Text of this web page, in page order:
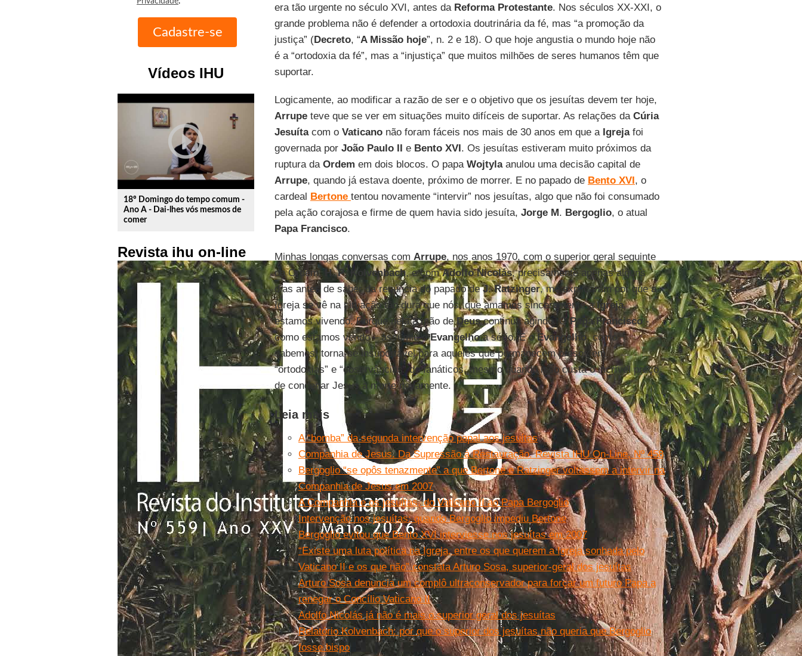
Vídeos IHU
play_circle_outline
18º Domingo do tempo comum -
Ano A - Dai-lhes vós mesmos de
comer
Revista ihu on-line
era tão urgente no século XVI, antes da Reforma Protestante. Nos séculos XX-XXI, o
grande problema não é defender a ortodoxia doutrinária da fé, mas “a promoção da
justiça” (Decreto, “A Missão hoje”, n. 2 e 18). O que hoje angustia o mundo hoje não
é a “ortodoxia da fé”, mas a “injustiça” que muitos milhões de seres humanos têm que
suportar.
Logicamente, ao modificar a razão de ser e o objetivo que os jesuítas devem ter hoje,
Arrupeteve que se ver em situações muito difíceis de suportar. As relações da Cúria
Jesuítacom o Vaticanonão foram fáceis nos mais de 30 anos em que a Igrejafoi
governada por João Paulo II e Bento XVI. Os jesuítas estiveram muito próximos da
ruptura da Ordem em dois blocos. O papa Wojtylaanulou uma decisão capital de
Arrupe, quando já estava doente, próximo de morrer. E no papado de Bento XVI, o
cardeal Bertone tentou novamente “intervir” nos jesuítas, algo que não foi consumado
pela ação corajosa e firme de quem havia sido jesuíta, Jorge M. Bergoglio, o atual
Papa Francisco.
Minhas longas conversas com Arrupe, nos anos 1970, com o superior geral seguinte
da Ordem,
H.P.Kolvenbach, e comAdolfo Nicolás, precisamente apenas alguns
dias antes de saber da renúncia do papado deJ.Ratzinger, me explicaram por que a
Igreja se vê na situação tão dura que nós, que amamos sinceramente aIgreja,
estamos vivendo. Porque nela a mão deDeuscontinua agindo. OPapa Francisco-
como estamos vendo – assumiu oEvangelhoa sério. E oEvangelho, como
sabemos, torna-se insuportável para aqueles que permanecem presos em
“ortodoxias” e “observâncias” de fanáticos, mesmo quando isso custa o incrível preço
de condenar Jesus à morte novamente.
Leia mais
A “bomba” da segunda intervenção papal aos jesuítas
Companhia de Jesus. Da Supressão à Restauração. Revista IHU On-Line, Nº 458
Bergoglio “se opôs tenazmente” a que Bertone e Ratzinger voltassem a intervir na
Companhia de Jesus em 2007
A Companhia e os jesuítas, do Vaticano II ao Papa Bergoglio
Intervenção nos jesuítas: quando Bergoglio impediu Bertone
Bergoglio evitou que Bento XVI interviesse nos jesuítas em 2007
“Existe uma luta política na Igreja, entre os que querem a Igreja sonhada pelo
Vaticano II e os que não” constata Arturo Sosa, superior-geral dos jesuítas
Arturo Sosa denuncia um complô ultraconservador para forçar um futuro Papa a
renegar o Concílio Vaticano II
Adolfo Nicolás já não é mais o superior geral dos jesuítas
Relatório Kolvenbach: por que o superior dos jesuítas não queria que Bergoglio
fosse bispo